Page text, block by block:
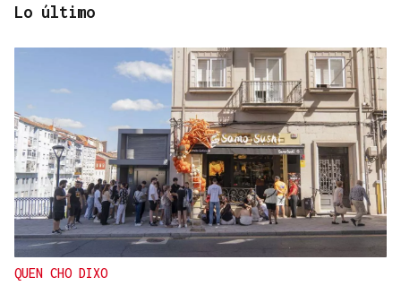
Lo último
QUEN CHO DIXO